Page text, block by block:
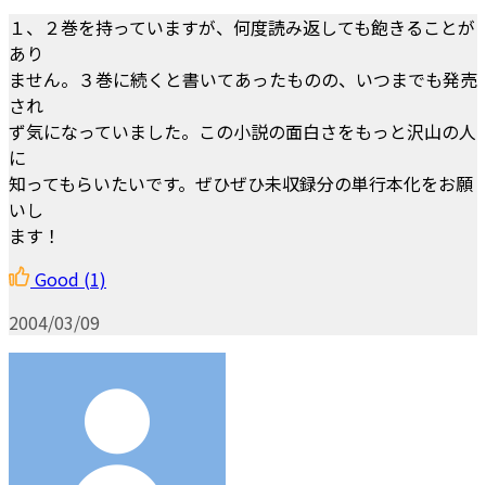
１、２巻を持っていますが、何度読み返しても飽きることが
あり
ません。３巻に続くと書いてあったものの、いつまでも発売
され
ず気になっていました。この小説の面白さをもっと沢山の人
に
知ってもらいたいです。ぜひぜひ未収録分の単行本化をお願
いし
ます！
Good (1)
2004/03/09